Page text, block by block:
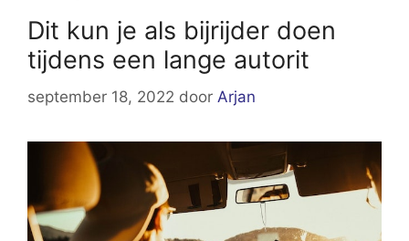
Dit kun je als bijrijder doen
tijdens een lange autorit
september 18, 2022 door Arjan